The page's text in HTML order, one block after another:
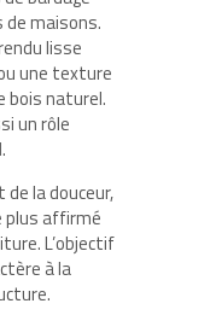
maisons.
lisse
une texture
bois naturel.
un rôle
la douceur,
plus affirmé
L’objectif
à la